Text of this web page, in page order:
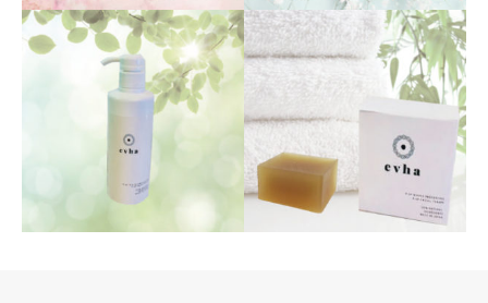
evha terattoco（テラコッ
evha room therapy（ルー
ムセラピー）